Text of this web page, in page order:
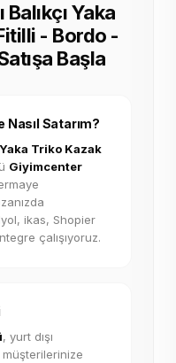
Yaka
- Bordo -
Başla
Nasıl Satarım?
Yaka Triko Kazak
Giyimcenter
ikas, Shopier
çalışıyoruz.
, yurt dışı